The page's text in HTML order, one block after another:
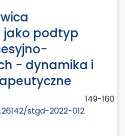
jako podtyp
- dynamika i
149-160
stgd-2022-012